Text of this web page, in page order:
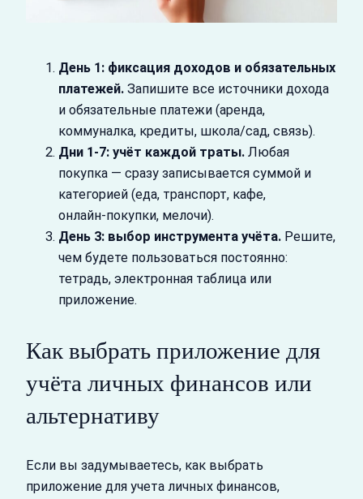
День 1: фиксация доходов и обязательных
платежей. Запишите все источники дохода
и обязательные платежи (аренда,
коммуналка, кредиты, школа/сад, связь).
Дни 1-7: учёт каждой траты. Любая
покупка — сразу записывается суммой и
категорией (еда, транспорт, кафе,
онлайн‑покупки, мелочи).
День 3: выбор инструмента учёта. Решите,
чем будете пользоваться постоянно:
тетрадь, электронная таблица или
приложение.
Как выбрать приложение для
учёта личных финансов или
альтернативу
Если вы задумываетесь, как выбрать
приложение для учета личных финансов,